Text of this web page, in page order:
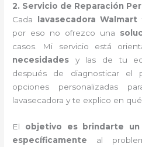
2. Servicio de Reparación
Cada
lavasecadora Walmart
por eso no ofrezco una
casos. Mi servicio está
necesidades y las de tu
después de diagnosticar el
opciones personalizadas
lavasecadora y te explico en
El objetivo es brindarte
específicamente al